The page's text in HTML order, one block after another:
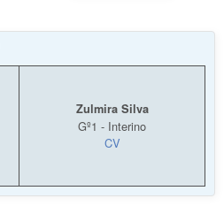
Zulmira Silva
Gº1 - Interino
CV